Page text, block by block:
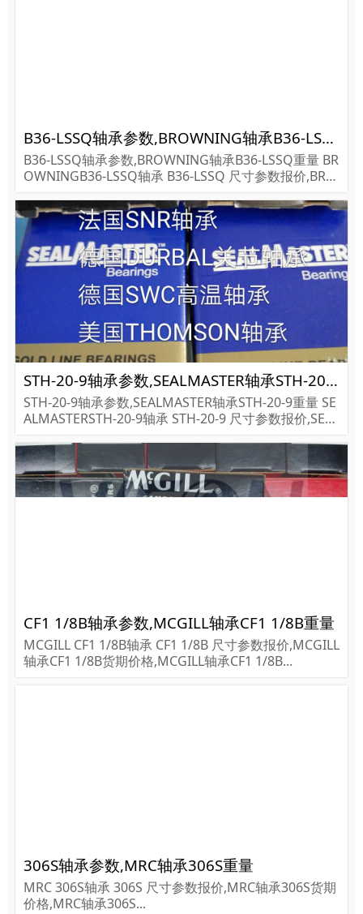
B36-LSSQ轴承参数,BROWNING轴承B36-LSSQ重量
B36-LSSQ轴承参数,BROWNING轴承B36-LSSQ重量 BR
OWNINGB36-LSSQ轴承 B36-LSSQ 尺寸参数报价,BRO
SSQ...
STH-20-9轴承参数,SEALMASTER轴承STH-20-9重量
STH-20-9轴承参数,SEALMASTER轴承STH-20-9重量 SE
ALMASTERSTH-20-9轴承 STH-20-9 尺寸参数报价,SEAL
-20-9...
CF1 1/8B轴承参数,MCGILL轴承CF1 1/8B重量
MCGILL CF1 1/8B轴承 CF1 1/8B 尺寸参数报价,MCGILL
轴承CF1 1/8B货期价格,MCGILL轴承CF1 1/8B...
306S轴承参数,MRC轴承306S重量
MRC 306S轴承 306S 尺寸参数报价,MRC轴承306S货期
价格,MRC轴承306S...